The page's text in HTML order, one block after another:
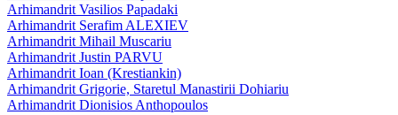
Arhimandrit Vasilios Papadaki
Arhimandrit Serafim ALEXIEV
Arhimandrit Mihail Muscariu
Arhimandrit Justin PARVU
Arhimandrit Ioan (Krestiankin)
Arhimandrit Grigorie, Staretul Manastirii Dohiariu
Arhimandrit Dionisios Anthopoulos